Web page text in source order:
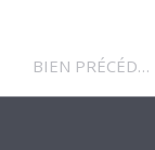
BIEN PRÉCÉDENT